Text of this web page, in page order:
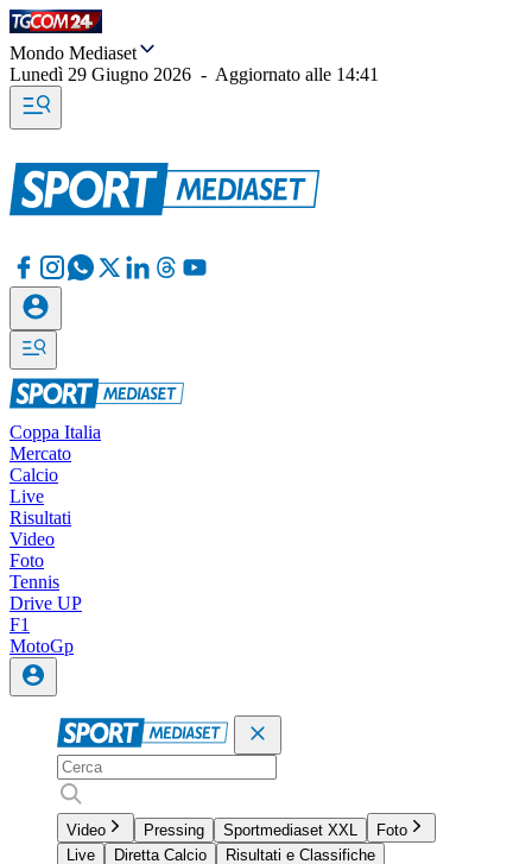
Mondo Mediaset
Lunedì 29 Giugno 2026 - Aggiornato alle 14:41
Coppa Italia
Mercato
Calcio
Live
Risultati
Video
Foto
Tennis
Drive UP
F1
MotoGp
Video Pressing Sportmediaset XXL
Foto
Live
Diretta Calcio
Risultati e Classifiche